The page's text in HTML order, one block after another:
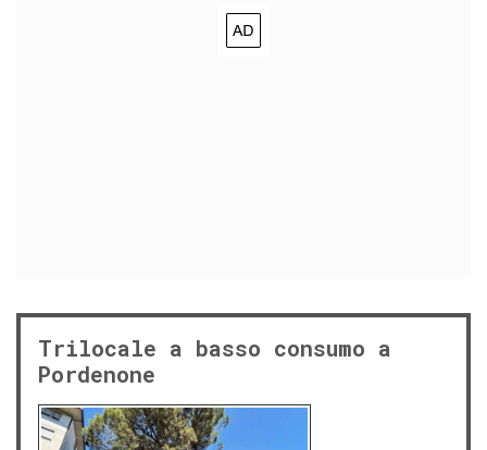
Trilocale a basso consumo a
Pordenone